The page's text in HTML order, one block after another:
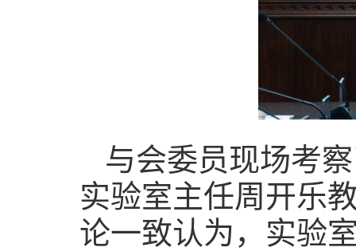
与会委员现场考
实验室主任周开乐
论一致认为，实验